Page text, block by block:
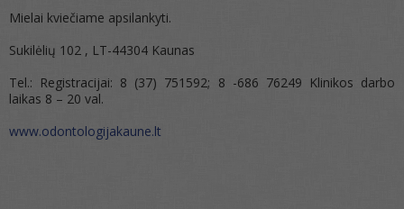
Mielai kviečiame apsilankyti.
Sukilėlių 102 , LT-44304 Kaunas
Tel.: Registracijai: 8 (37) 751592; 8 -686 76249 Klinikos darbo
laikas 8 – 20 val.
www.odontologijakaune.lt